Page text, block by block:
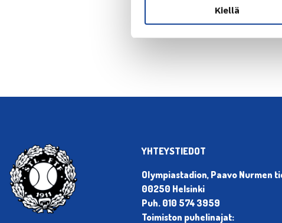
Kiellä
← Edellinen
YHTEYSTIEDOT
Olympiastadion, Paavo Nurmen
00250 Helsinki
Puh. 010 574 3959
Toimiston puhelinajat: